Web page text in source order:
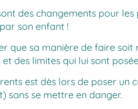
des changements pour
son enfant !
que sa manière de faire
et des limites qui lui sont
est dès lors de poser un
sans se mettre en danger.